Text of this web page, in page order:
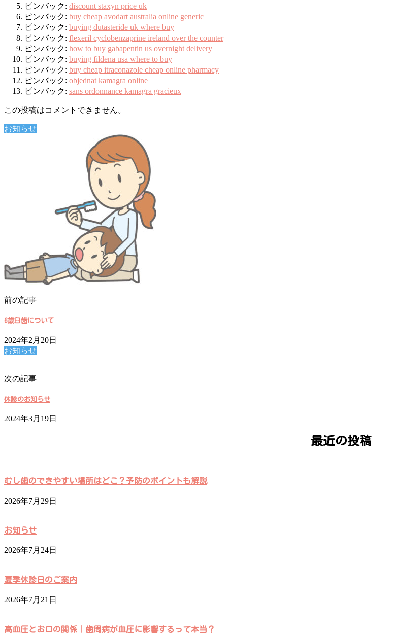
ピンバック: discount staxyn price uk
ピンバック: buy cheap avodart australia online generic
ピンバック: buying dutasteride uk where buy
ピンバック: flexeril cyclobenzaprine ireland over the counter
ピンバック: how to buy gabapentin us overnight delivery
ピンバック: buying fildena usa where to buy
ピンバック: buy cheap itraconazole cheap online pharmacy
ピンバック: objednat kamagra online
ピンバック: sans ordonnance kamagra gracieux
この投稿はコメントできません。
お知らせ
前の記事
6歳臼歯について
2024年2月20日
お知らせ
次の記事
休診のお知らせ
2024年3月19日
最近の投稿
むし歯のできやすい場所はどこ？予防のポイントも解説
2026年7月29日
お知らせ
2026年7月24日
夏季休診日のご案内
2026年7月21日
高血圧とお口の関係｜歯周病が血圧に影響するって本当？